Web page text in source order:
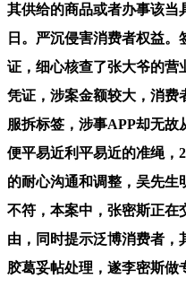
其供给的商品或者办事该当
日。严沉侵害消费者权益
证，细心核查了张大爷的营
凭证，涉案金额较大，消费
服拆标签，涉事APP却无故
便平易近利平易近的准绳，
的耐心沟通和调整，吴先生
不符，本案中，张密斯正在
由，同时提示泛博消费者，
胶葛妥帖处理，遂李密斯做